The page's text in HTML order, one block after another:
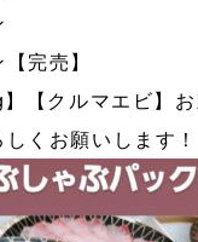
完売】
【クルマエビ】
くお願いします！